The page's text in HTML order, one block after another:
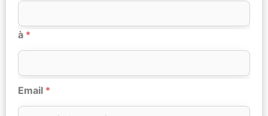
à *
Email *